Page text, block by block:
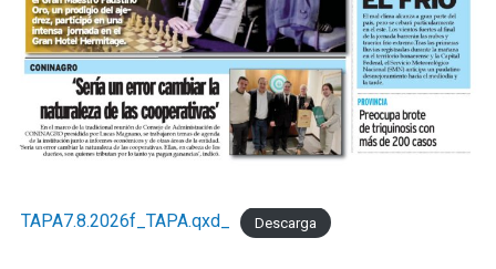
TAPA7.8.2026f_TAPA.qxd_ Descarga